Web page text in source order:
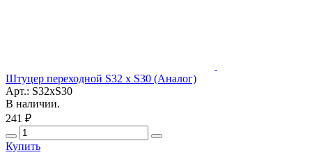
Штуцер переходной S32 x S30 (Аналог)
Арт.: S32xS30
В наличии.
241 ₽
Купить